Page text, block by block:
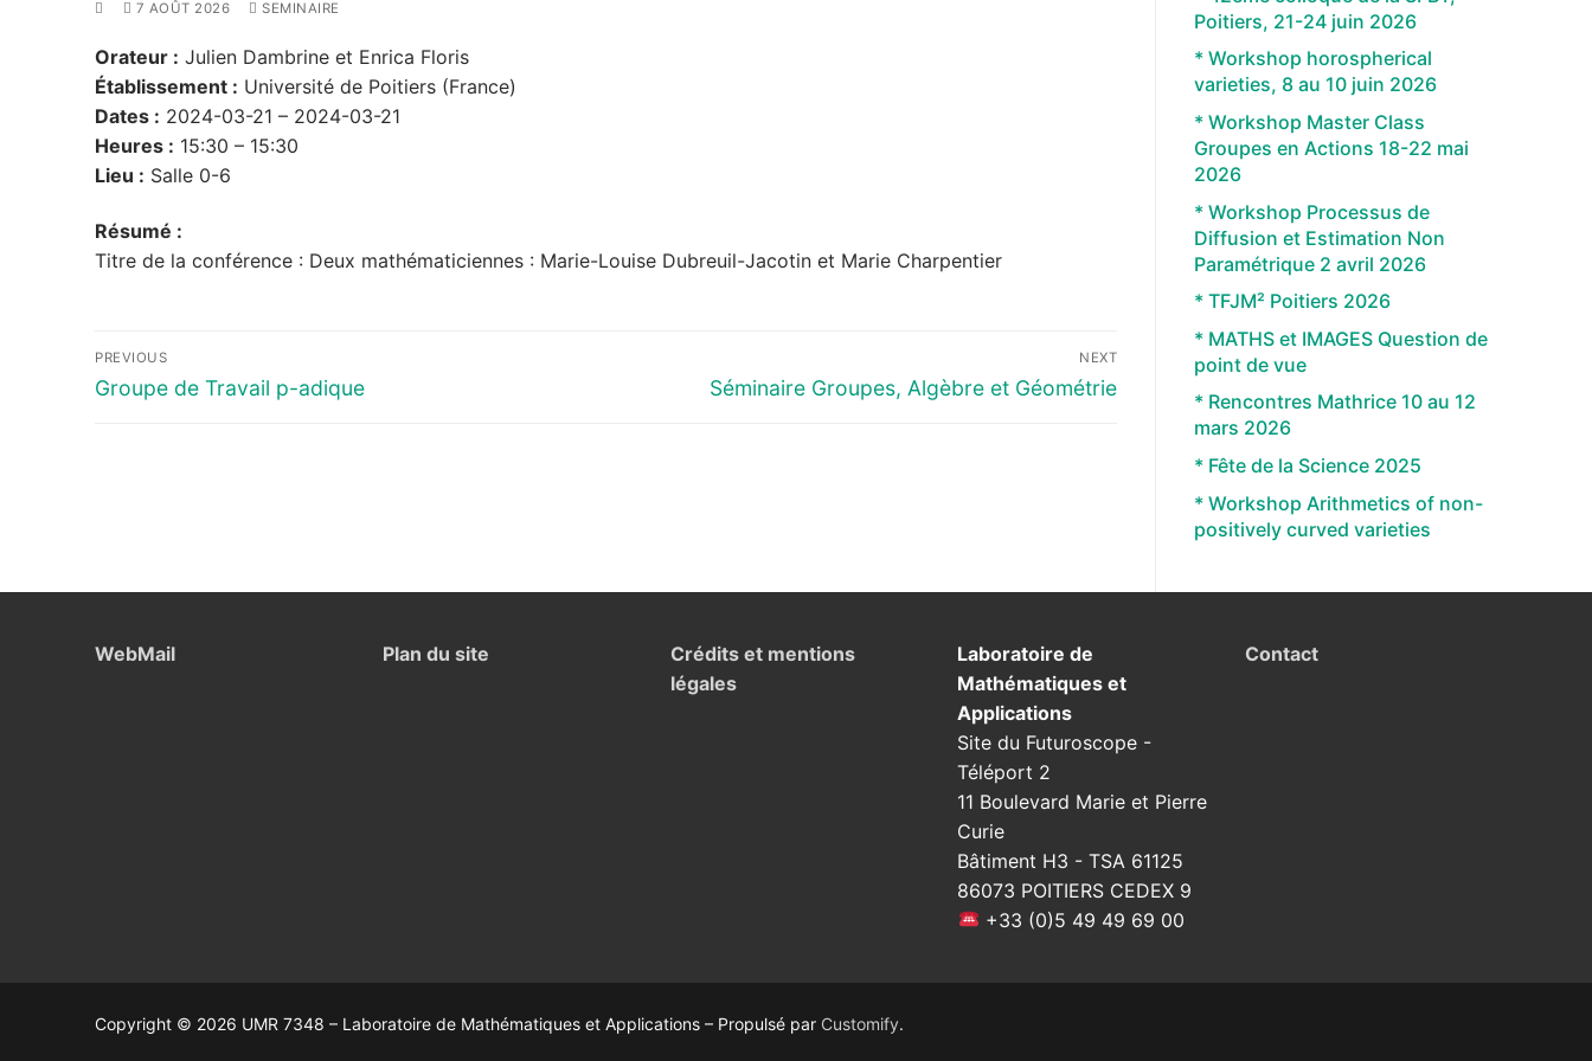
7 AOÛT 2026 SEMINAIRE
Orateur : Julien Dambrine et Enrica Floris
Établissement : Université de Poitiers (France)
Dates : 2024-03-21 – 2024-03-21
Heures : 15:30 – 15:30
Lieu : Salle 0-6
Résumé :
Titre de la conférence : Deux mathématiciennes : Marie-Louise Dubreuil-Jacotin et Marie Charpentier
Navigation
de
PREVIOUS
Previous
Groupe de Travail p-adique
NEXT
Next
Séminaire Groupes, Algèbre et Géométrie
Poitiers, 21-24 juin 2026
* Workshop horospherical
varieties, 8 au 10 juin 2026
* Workshop Master Class
Groupes en Actions 18-22 mai
2026
* Workshop Processus de
Diffusion et Estimation Non
Paramétrique 2 avril 2026
* TFJM² Poitiers 2026
* MATHS et IMAGES Question de
point de vue
* Rencontres Mathrice 10 au 12
mars 2026
* Fête de la Science 2025
* Workshop Arithmetics of non-
positively curved varieties
WebMail Plan du site
Crédits et mentions
légales
Laboratoire de
Mathématiques et
Applications
Site du Futuroscope -
Téléport 2
11 Boulevard Marie et Pierre
Curie
Bâtiment H3 - TSA 61125
86073 POITIERS CEDEX 9
+33 (0)5 49 49 69 00
Contact
Copyright © 2026 UMR 7348 – Laboratoire de Mathématiques et Applications – Propulsé par Customify.